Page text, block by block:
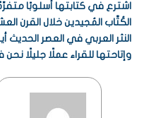
اشترع في كتابتها أسلوبًا
الكُتَّاب المُجيدين خلال
النثر العربي في العصر
وإتاحتها للقراء عملًا جليلًا